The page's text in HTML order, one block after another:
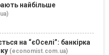
найбільше
на “єОселі”: банкірка
(economist.com.ua)